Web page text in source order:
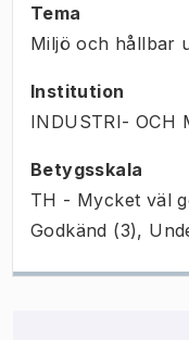
Tema
Miljö och hållbar
Institution
INDUSTRI- OCH
Betygsskala
TH - Mycket väl
Godkänd (3),